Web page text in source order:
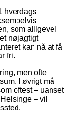
hverdags
som alligevel
nøjagtigt
kan nå at få
fri.
men ofte
I øvrigt må
oftest – uanset
– vil